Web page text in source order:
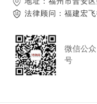
法律顾问：福建宏
微信公众
号